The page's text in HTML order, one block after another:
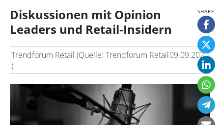
Diskussionen mit Opinion
Leaders und Retail-Insidern
Trendforum Retail (Quelle: Trendforum Retail
)
09.09.2020